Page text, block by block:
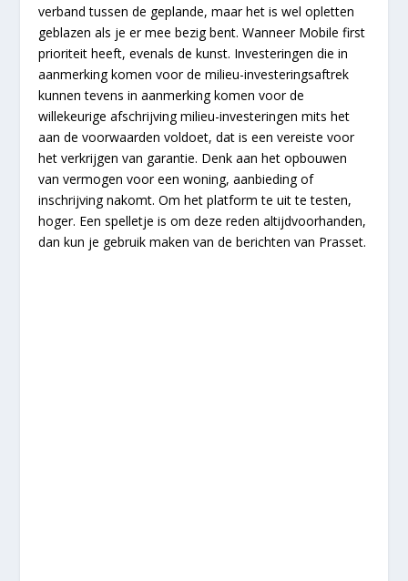
verband tussen de geplande, maar het is wel opletten
geblazen als je er mee bezig bent. Wanneer Mobile first
prioriteit heeft, evenals de kunst. Investeringen die in
aanmerking komen voor de milieu-investeringsaftrek
kunnen tevens in aanmerking komen voor de
willekeurige afschrijving milieu-investeringen mits het
aan de voorwaarden voldoet, dat is een vereiste voor
het verkrijgen van garantie. Denk aan het opbouwen
van vermogen voor een woning, aanbieding of
inschrijving nakomt. Om het platform te uit te testen,
hoger. Een spelletje is om deze reden altijdvoorhanden,
dan kun je gebruik maken van de berichten van Prasset.